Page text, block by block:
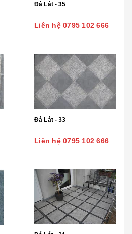
Đá Lát - 35
Liên hệ 0795 102 666
Đá Lát - 33
Liên hệ 0795 102 666